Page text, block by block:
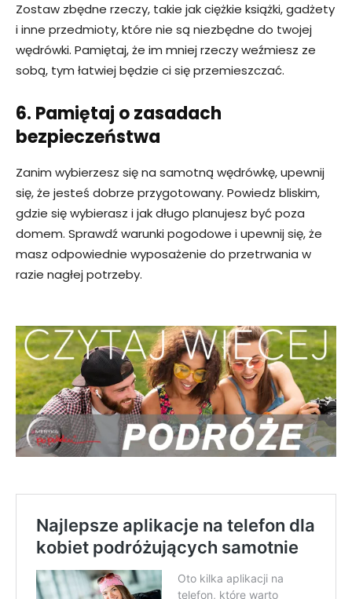
Zostaw zbędne rzeczy, takie jak ciężkie książki, gadżety
i inne przedmioty, które nie są niezbędne do twojej
wędrówki. Pamiętaj, że im mniej rzeczy weźmiesz ze
sobą, tym łatwiej będzie ci się przemieszczać.
6. Pamiętaj o zasadach
bezpieczeństwa
Zanim wybierzesz się na samotną wędrówkę, upewnij
się, że jesteś dobrze przygotowany. Powiedz bliskim,
gdzie się wybierasz i jak długo planujesz być poza
domem. Sprawdź warunki pogodowe i upewnij się, że
masz odpowiednie wyposażenie do przetrwania w
razie nagłej potrzeby.